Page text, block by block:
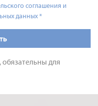
соглашения и
данных*
для